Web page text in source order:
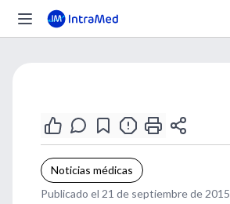
Noticias médicas
Publicado el 21 de septiembre de 2015